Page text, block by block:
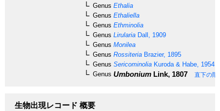
Genus Ethalia
Genus Ethaliella
Genus Ethminolia
Genus Lirularia Dall, 1909
Genus Monilea
Genus Rossiteria Brazier, 1895
Genus Sericominolia Kuroda & Habe, 1954
Genus Umbonium Link, 1807 直下の階
生物出現レコード 概要